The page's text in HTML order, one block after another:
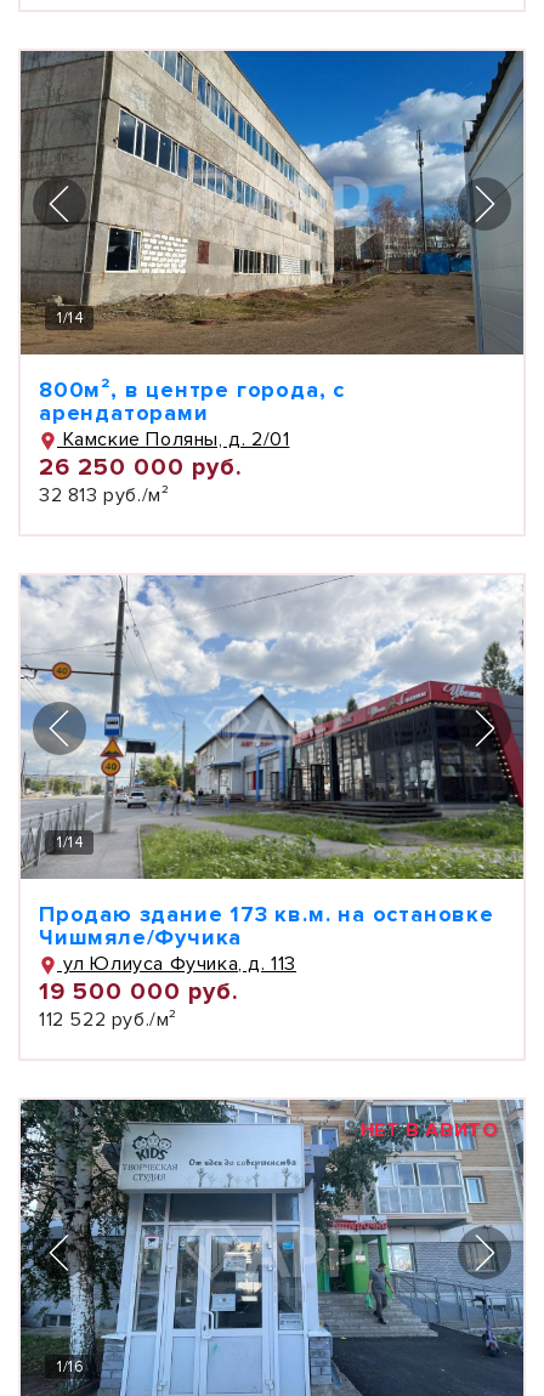
1/14
800м², в центре города, с
арендаторами
Камские Поляны, д. 2/01
26 250 000 руб.
32 813 руб./м²
1/14
Продаю здание 173 кв.м. на остановке
Чишмяле/Фучика
ул Юлиуса Фучика, д. 113
19 500 000 руб.
112 522 руб./м²
НЕТ В АВИТО
1/16